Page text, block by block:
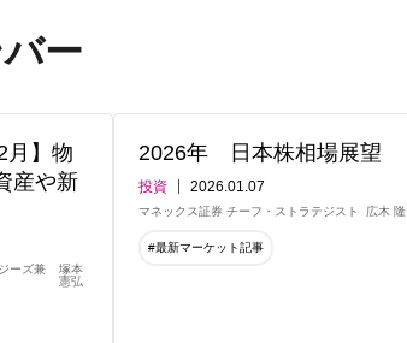
ー
月】物
産や新
ーズ兼
塚本
憲弘
2026年 日本株相場展望
投資 2026.01.07
マネックス証券 チーフ・ストラテジスト 広木 隆
#最新マーケット記事